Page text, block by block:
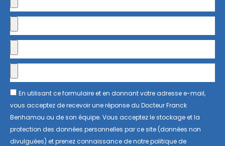
En utilisant ce formulaire et en donnant votre adresse e-mail,
vous acceptez de recevoir une réponse du Docteur Franck
Benhamou ou de son équipe. Vous acceptez le stockage et la
protection des données personnelles par ce site (données non
divulguées) et prenez connaissance de notre politique de